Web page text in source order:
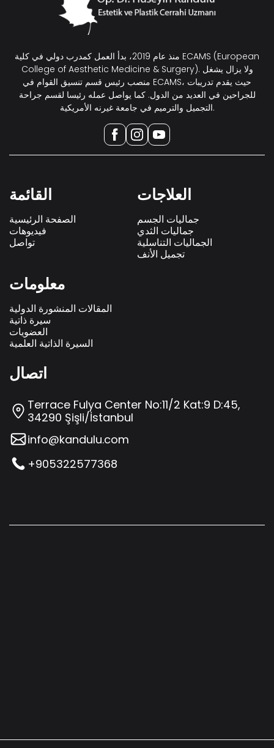
منذ عام 2019، بدأ العمل كمدرب دولي في كلية ECAMS (European
College of Aesthetic Medicine & Surgery). ولا يزال يشغل
منصب رئيس قسم تنسيق القوام في ECAMS، حيث يقدم تدريبات
للجراحين في العديد من الدول. كما يواصل عمله رئيسا لقسم جراحة
التجميل والترميم في جامعة غيرنه الأمريكية.
القائمة
الصفحة الرئيسية
فيديوهات
تواصل
العلاجات
جماليات الجسم
جماليات الثدي
الجماليات التناسلية
تجميل الأنف
معلومات
المقالات المنشورة الدولية
سيرة ذاتية
العضويات
السيرة الذاتية العلمية
اتصال
Terrace Fulya Center No:11/2 Kat:9 D:45,
34290 Şişli/İstanbul
info@kandulu.com
+905322577368